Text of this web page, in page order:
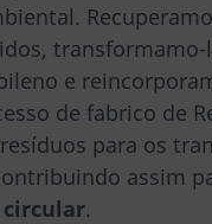
e
de fabrico de
para os
assim
.